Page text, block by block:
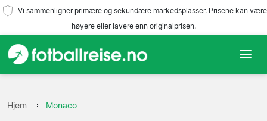
Vi sammenligner primære og sekundære markedsplasser. Prisene kan være
høyere eller lavere enn originalprisen.
Lag
Hjem Monaco